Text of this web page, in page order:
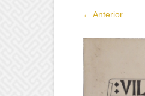
← Anterior